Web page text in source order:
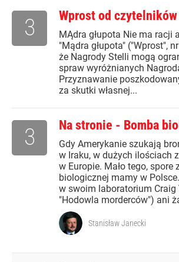
Wprost od czytelników
MĄdra głupota Nie ma racji
"Mądra głupota" ("Wprost",
że Nagrody Stelli mogą
spraw wyróżnianych
Przyznawanie
za skutki własnej...
3
Na stronie - Bomba
Gdy Amerykanie szukają
w Iraku, w dużych ilościach
w Europie. Mało tego, spore
biologicznej mamy w
w swoim laboratorium Craig
"Hodowla morderców") ani
3
Stanisław Janecki